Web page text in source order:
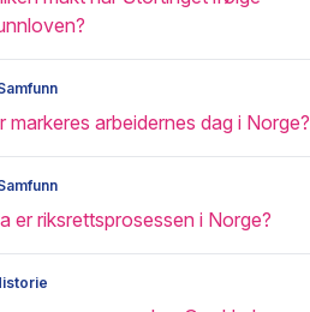
markeres arbeidernes dag i Norge?
er riksrettsprosessen i Norge?